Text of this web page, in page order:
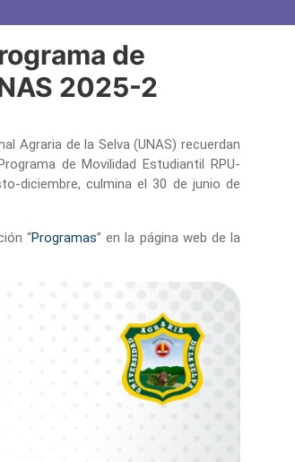
de
2025-2
Agraria de la Selva(UNAS) recuerdan
de Movilidad Estudiantil RPU-
diciembre, culmina el 30 de junio de
“Programas” en la página web de la